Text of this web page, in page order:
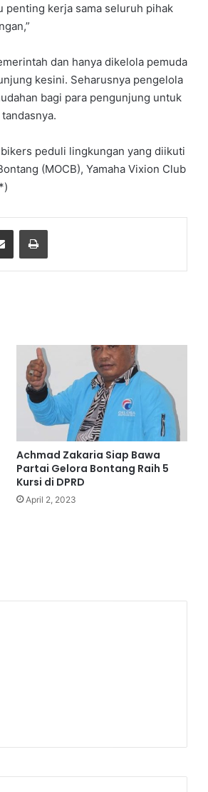
penting kerja sama seluruh pihak
dan hanya dikelola pemuda
kesini. Seharusnya pengelola
bagi para pengunjung untuk
peduli lingkungan yang diikuti
(MOCB), Yamaha Vixion Club
Share via Email Print
Achmad Zakaria Siap Bawa
Partai Gelora Bontang Raih 5
Kursi di DPRD
April 2, 2023